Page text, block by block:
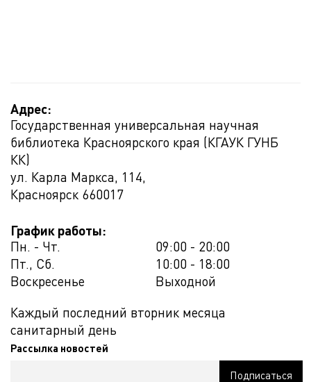
Адрес:
Государственная универсальная научная
библиотека Красноярского края (КГАУК ГУНБ
КК)
ул. Карла Маркса, 114,
Красноярск 660017
График работы:
Пн. - Чт.
09:00 - 20:00
Пт., Сб.
10:00 - 18:00
Воскресенье
Выходной
Каждый последний вторник месяца
санитарный день
Рассылка новостей